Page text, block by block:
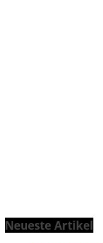
Neueste Artikel